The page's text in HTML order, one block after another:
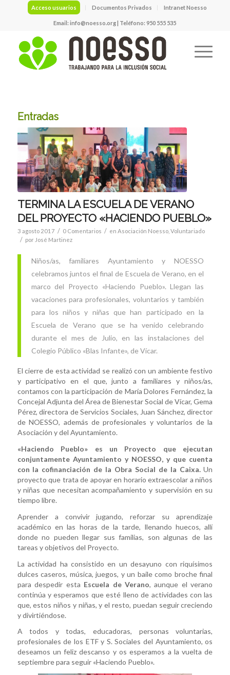
Acceso usuarios Documentos Privados Intranet Noesso
Email:info@noesso.org| Teléfono: 950 555 535
Entradas
TERMINA LA ESCUELA DE VERANO
DEL PROYECTO «HACIENDO PUEBLO»
3 agosto 2017 / 0 Comentarios / en Asociación Noesso, Voluntariado
/ por José Martinez
Niños/as, familiares Ayuntamiento y NOESSO
celebramos juntos el final de Escuela de Verano, en el
marco del Proyecto «Haciendo Pueblo». Llegan las
vacaciones para profesionales, voluntarios y también
para los niños y niñas que han participado en la
Escuela de Verano que se ha venido celebrando
durante el mes de Julio, en las instalaciones del
Colegio Público «Blas Infante», de Vícar.
El cierre de esta actividad se realizó con un ambiente festivo
y participativo en el que, junto a familiares y niños/as,
contamos con la participación de María Dolores Fernández, la
Concejal Adjunta del Área de Bienestar Social de Vícar, Gema
Pérez, directora de Servicios Sociales, Juan Sánchez, director
de NOESSO, además de profesionales y voluntarios de la
Asociación y del Ayuntamiento.
«Haciendo Pueblo» es un Proyecto que ejecutan
conjuntamente Ayuntamiento y NOESSO, y que cuenta
con la cofinanciación de la Obra Social de la Caixa.Un
proyecto que trata de apoyar en horario extraescolar a niños
y niñas que necesitan acompañamiento y supervisión en su
tiempo libre.
Aprender a convivir jugando, reforzar su aprendizaje
académico en las horas de la tarde, llenando huecos, allí
donde no pueden llegar sus familias, son algunas de las
tareas y objetivos del Proyecto.
La actividad ha consistido en un desayuno con riquísimos
dulces caseros, música, juegos, y un baile como broche final
para despedir esta Escuela de Verano, aunque el verano
continúa y esperamos que esté lleno de actividades con las
que, estos niños y niñas, y el resto, puedan seguir creciendo
y divirtiéndose.
A todos y todas, educadoras, personas voluntarias,
profesionales de los ETF y S. Sociales del Ayuntamiento, os
deseamos un feliz descanso y os esperamos a la vuelta de
septiembre para seguir «Haciendo Pueblo».